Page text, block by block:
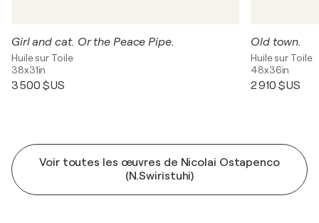
Girl and cat. Or the Peace Pipe.
Huile sur Toile
38x31in
3 500 $US
Old town.
Huile sur Toile
48x36in
2 910 $US
Voir toutes les œuvres de Nicolai Ostapenco
(N.Swiristuhi)